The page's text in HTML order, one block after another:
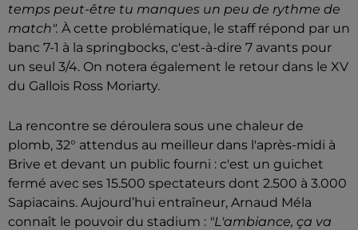
temps peut-être tu manques un peu de rythme de
match". À cette problématique, le staff répond par un
banc 7-1 à la springbocks, c'est-à-dire 7 avants pour
un seul 3/4. On notera également le retour dans le XV
du Gallois Ross Moriarty.
La rencontre se déroulera sous une chaleur de
plomb, 32° attendus au meilleur dans l'après-midi à
Brive et devant un public fourni : c'est un guichet
fermé avec ses 15.500 spectateurs dont 2.500 à 3.000
Sapiacains. Aujourd’hui entraîneur, Arnaud Méla
connaît le pouvoir du stadium : "L'ambiance, ça va